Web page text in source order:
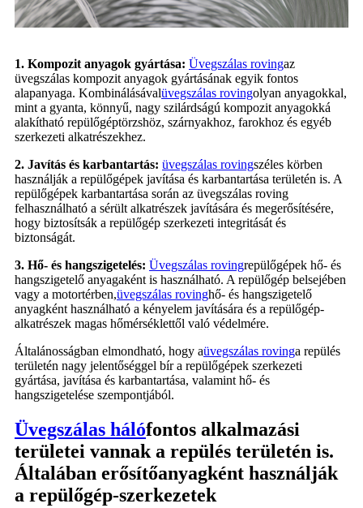
1. Kompozit anyagok gyártása: Üvegszálas rovingaz
üvegszálas kompozit anyagok gyártásának egyik fontos
alapanyaga. Kombinálásávalüvegszálas rovingolyan anyagokkal,
mint a gyanta, könnyű, nagy szilárdságú kompozit anyagokká
alakítható repülőgéptörzshöz, szárnyakhoz, farokhoz és egyéb
szerkezeti alkatrészekhez.
2. Javítás és karbantartás: üvegszálas rovingszéles körben
használják a repülőgépek javítása és karbantartása területén is. A
repülőgépek karbantartása során az üvegszálas roving
felhasználható a sérült alkatrészek javítására és megerősítésére,
hogy biztosítsák a repülőgép szerkezeti integritását és
biztonságát.
3. Hő- és hangszigetelés: Üvegszálas rovingrepülőgépek hő- és
hangszigetelő anyagaként is használható. A repülőgép belsejében
vagy a motortérben,üvegszálas rovinghő- és hangszigetelő
anyagként használható a kényelem javítására és a repülőgép-
alkatrészek magas hőmérséklettől való védelmére.
Általánosságban elmondható, hogy aüvegszálas rovinga repülés
területén nagy jelentőséggel bír a repülőgépek szerkezeti
gyártása, javítása és karbantartása, valamint hő- és
hangszigetelése szempontjából.
Üvegszálas hálófontos alkalmazási
területei vannak a repülés területén is.
Általában erősítőanyagként használják
a repülőgép-szerkezetek